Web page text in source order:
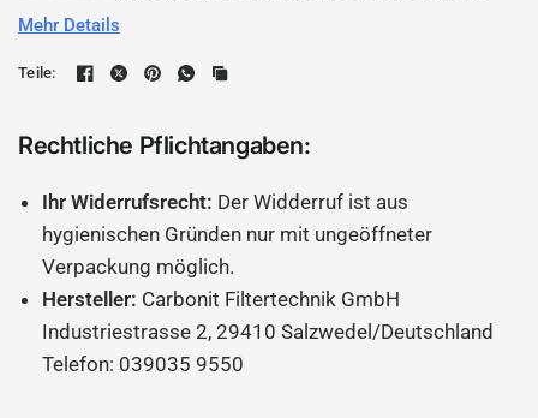
SANUNO Wasserfilter Sparset mit wenigen Handgriffen an
das Umlenkventil reguliert, wählen Sie einfach zwischen
fließt dann über einen separaten Auslauf. Bitte beachten Sie,
dass Sie das Carbonit SANUNO Wasserfilter Sparset nicht
hinter drucklosen Boilern und nicht an Brause-Armaturen
Schnell und einfach zum
sauberen Trinkwasser
Überzeugen Sie sich von der Leistung unseres Carbonit
Mehr Details
Teile:
Rechtliche Pflichtangaben:
Ihr Widerrufsrecht: Der Widderruf ist aus
hygienischen Gründen nur mit ungeöffneter
Verpackung möglich.
Hersteller: Carbonit Filtertechnik GmbH
Industriestrasse 2, 29410 Salzwedel/Deutschland
Telefon: 039035 9550